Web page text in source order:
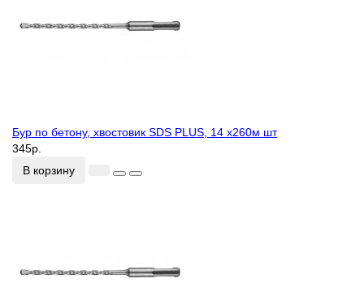
Бур по бетону, хвостовик SDS PLUS, 14 х260м шт
345р.
В корзину